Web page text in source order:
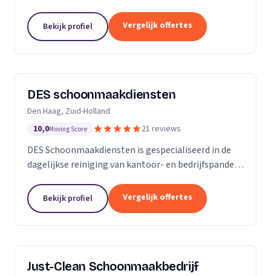
Beleef het weer als nieuw! Het bedrijf voor uw...
Bekijk profiel Vergelijk offertes
DES schoonmaakdiensten
Den Haag, Zuid-Holland
10,0Moving Score 21 reviews
DES Schoonmaakdiensten is gespecialiseerd in de
dagelijkse reiniging van kantoor- en bedrijfspanden
ervaring in de glas- en gevelreiniging. Maar met...
Bekijk profiel Vergelijk offertes
Just-Clean Schoonmaakbedrijf